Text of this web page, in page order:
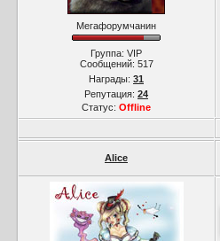
Мегафорумчанин
Группа: VIP
Сообщений: 517
Награды: 31
Репутация: 24
Статус: Offline
Alice